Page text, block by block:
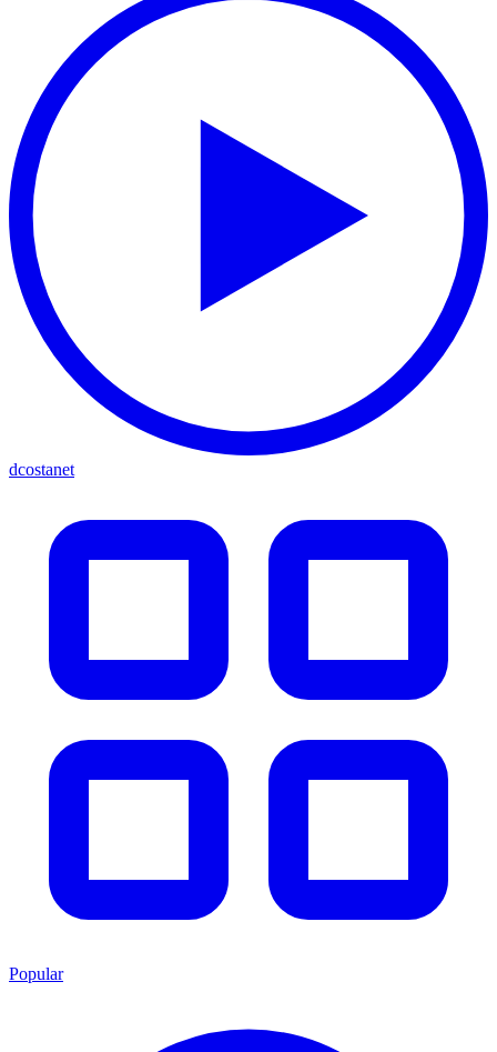
dcostanet
Popular